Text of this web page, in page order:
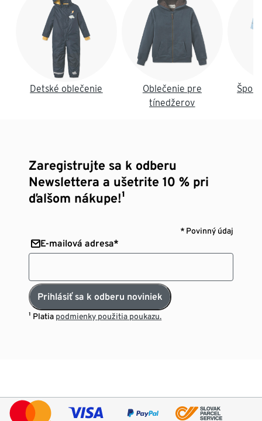
Detské oblečenie
Oblečenie pre
tínedžerov
Zaregistrujte sa k odberu
Newslettera a ušetrite 10 % pri
ďalšom nákupe!¹
* Povinný údaj
E-mailová adresa*
Prihlásiť sa k odberu noviniek
¹ Platia podmienky použitia poukazu.